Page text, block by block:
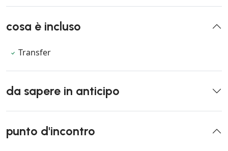
cosa è incluso
Transfer
da sapere in anticipo
punto d'incontro